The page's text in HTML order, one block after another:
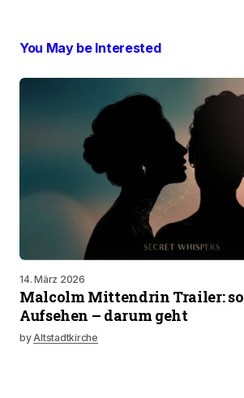
You May be Interested
14. März 2026
Malcolm Mittendrin Trailer:
Aufsehen – darum geht
byAltstadtkirche